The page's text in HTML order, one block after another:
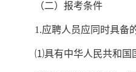
（二） 报考条件
1.应聘人员应同时具备
⑴具有中华人民共和国